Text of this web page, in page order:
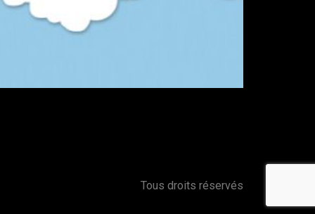
Tous droits réservés